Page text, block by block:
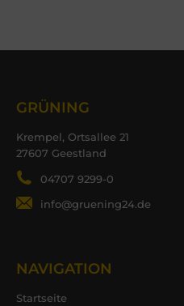
GRÜNING
Krempel, Ortsallee 21
27607 Geestland
04707 9299-0
info@gruening24.de
NAVIGATION
Startseite